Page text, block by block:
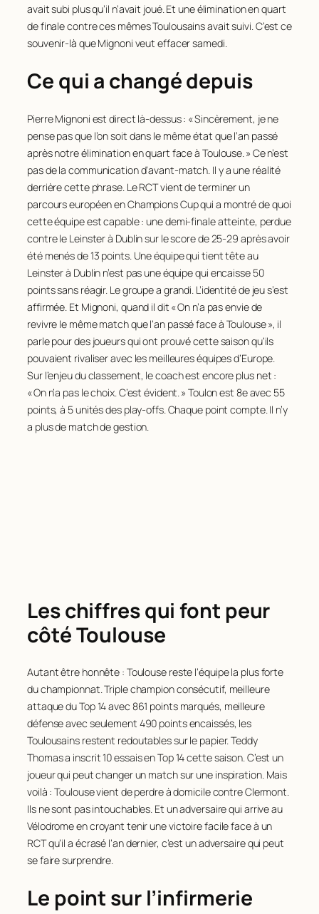
avait subi plus qu’il n’avait joué. Et une élimination en quart
de finale contre ces mêmes Toulousains avait suivi. C’est ce
souvenir-là que Mignoni veut effacer samedi.
Ce qui a changé depuis
Pierre Mignoni est direct là-dessus : « Sincèrement, je ne
pense pas que l’on soit dans le même état que l’an passé
après notre élimination en quart face à Toulouse. » Ce n’est
pas de la communication d’avant-match. Il y a une réalité
derrière cette phrase. Le RCT vient de terminer un
parcours européen en Champions Cup qui a montré de quoi
cette équipe est capable : une demi-finale atteinte, perdue
contre le Leinster à Dublin sur le score de 25-29 après avoir
été menés de 13 points. Une équipe qui tient tête au
Leinster à Dublin n’est pas une équipe qui encaisse 50
points sans réagir. Le groupe a grandi. L’identité de jeu s’est
affirmée. Et Mignoni, quand il dit « On n’a pas envie de
revivre le même match que l’an passé face à Toulouse », il
parle pour des joueurs qui ont prouvé cette saison qu’ils
pouvaient rivaliser avec les meilleures équipes d’Europe.
Sur l’enjeu du classement, le coach est encore plus net :
« On n’a pas le choix. C’est évident. » Toulon est 8e avec 55
points, à 5 unités des play-offs. Chaque point compte. Il n’y
a plus de match de gestion.
Les chiffres qui font peur
côté Toulouse
Autant être honnête : Toulouse reste l’équipe la plus forte
du championnat. Triple champion consécutif, meilleure
attaque du Top 14 avec 861 points marqués, meilleure
défense avec seulement 490 points encaissés, les
Toulousains restent redoutables sur le papier. Teddy
Thomas a inscrit 10 essais en Top 14 cette saison. C’est un
joueur qui peut changer un match sur une inspiration. Mais
voilà : Toulouse vient de perdre à domicile contre Clermont.
Ils ne sont pas intouchables. Et un adversaire qui arrive au
Vélodrome en croyant tenir une victoire facile face à un
RCT qu’il a écrasé l’an dernier, c’est un adversaire qui peut
se faire surprendre.
Le point sur l’infirmerie